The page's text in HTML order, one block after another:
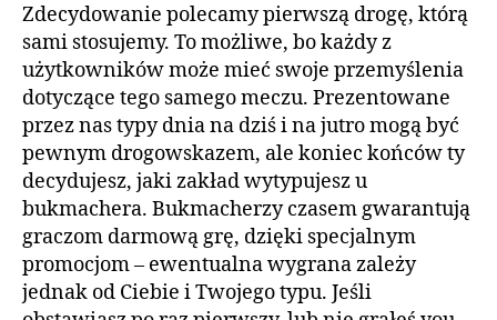
Zdecydowanie polecamy pierwszą drogę, którą
sami stosujemy. To możliwe, bo każdy z
użytkowników może mieć swoje przemyślenia
dotyczące tego samego meczu. Prezentowane
przez nas typy dnia na dziś i na jutro mogą być
pewnym drogowskazem, ale koniec końców ty
decydujesz, jaki zakład wytypujesz u
bukmachera. Bukmacherzy czasem gwarantują
graczom darmową grę, dzięki specjalnym
promocjom – ewentualna wygrana zależy
jednak od Ciebie i Twojego typu. Jeśli